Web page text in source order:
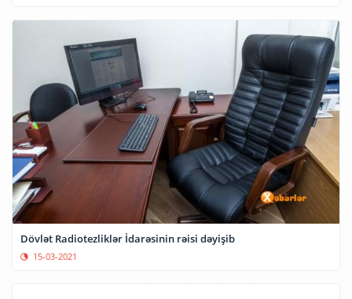
Dövlət Radiotezliklər İdarəsinin rəisi dəyişib
15-03-2021